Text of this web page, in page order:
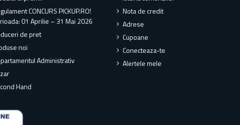
CONCURS PICKUP.RO!
01 Aprilie – 31 Mai 2026
de pret
noi
Administrativ
Hand
Nota de credit
Adrese
Cupoane
Conecteaza-te
Alertele mele